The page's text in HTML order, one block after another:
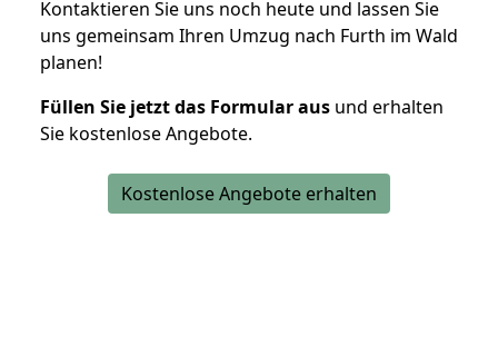
Kontaktieren Sie uns noch heute und lassen Sie
uns gemeinsam Ihren Umzug nach Furth im Wald
planen!
Füllen Sie jetzt das Formular aus und erhalten
Sie kostenlose Angebote.
Kostenlose Angebote erhalten